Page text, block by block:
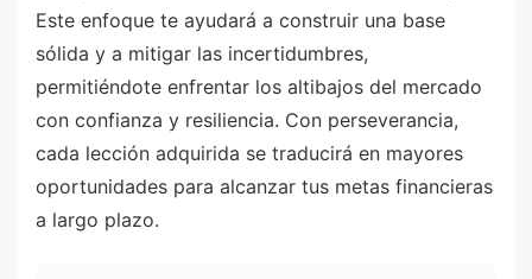
Este enfoque te ayudará a construir una base
sólida y a mitigar las incertidumbres,
permitiéndote enfrentar los altibajos del mercado
con confianza y resiliencia. Con perseverancia,
cada lección adquirida se traducirá en mayores
oportunidades para alcanzar tus metas financieras
a largo plazo.